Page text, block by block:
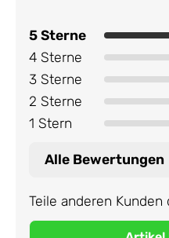
5 Sterne
4 Sterne
3 Sterne
2 Sterne
1 Stern
Alle Bewertungen
Teile anderen